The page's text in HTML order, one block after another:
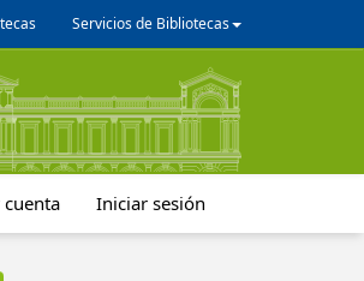
Servicios de Bibliotecas
cuenta Iniciar sesión